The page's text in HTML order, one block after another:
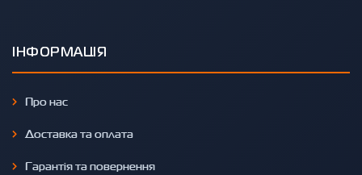
ІНФОРМАЦІЯ
Про нас
Доставка та оплата
Гарантія та повернення